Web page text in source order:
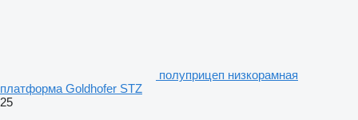
полуприцеп низкорамная
платформа Goldhofer STZ
25